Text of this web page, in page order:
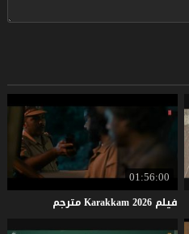
01:56:00
فيلم Karakkam2026 مترجم